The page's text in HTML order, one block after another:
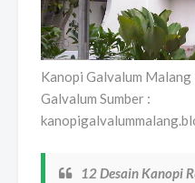
Kanopi Galvalum
Galvalum Sumber :
12 Desain Kanopi